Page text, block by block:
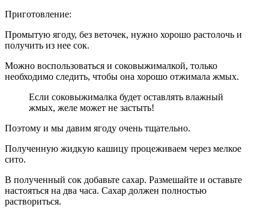
Приготовление:
Промытую ягоду, без веточек, нужно хорошо растолочь и
получить из нее сок.
Можно воспользоваться и соковыжималкой, только
необходимо следить, чтобы она хорошо отжимала жмых.
Если соковыжималка будет оставлять влажный
жмых, желе может не застыть!
Поэтому и мы давим ягоду очень тщательно.
Полученную жидкую кашицу процеживаем через мелкое
сито.
В полученный сок добавьте сахар. Размешайте и оставьте
настояться на два часа. Сахар должен полностью
раствориться.